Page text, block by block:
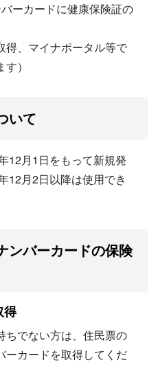
ーカードに健康保険証の
得、マイナポータル等で
）
いて
12月1日をもって新規発
12月2日以降は使用でき
ンバーカードの保険
得
ちでない方は、住民票の
ーカードを取得してくだ